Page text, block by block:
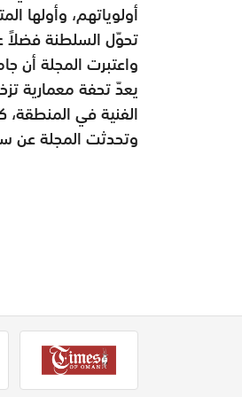
أولوياتهم، وأولها
تحوّل السلطنة فضلاً
واعتبرت المجلة أن
يعدّ تحفة معمارية
الفنية في المنطقة،
وتحدثت المجلة عن